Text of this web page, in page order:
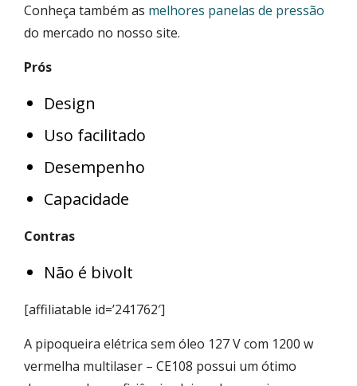
Conheça também as melhores panelas de pressão
do mercado no nosso site.
Prós
Design
Uso facilitado
Desempenho
Capacidade
Contras
Não é bivolt
[affiliatable id=’241762′]
A pipoqueira elétrica sem óleo 127 V com 1200 w
vermelha multilaser – CE108 possui um ótimo